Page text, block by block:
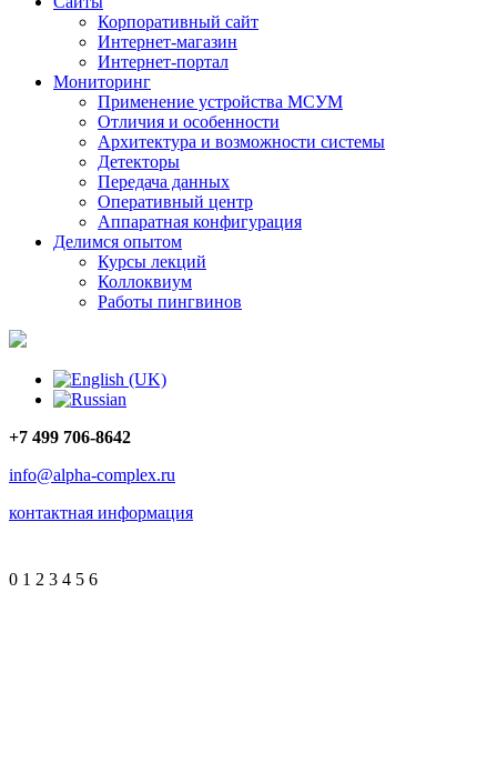
Корпоративный сайт
Интернет-магазин
Интернет-портал
Мониторинг
Применение устройства МСУМ
Отличия и особенности
Архитектура и возможности системы
Детекторы
Передача данных
Оперативный центр
Аппаратная конфигурация
Делимся опытом
Курсы лекций
Коллоквиум
Работы пингвинов
+7 499 706-8642
info@alpha-complex.ru
контактная информация
0 1 2 3 4 5 6